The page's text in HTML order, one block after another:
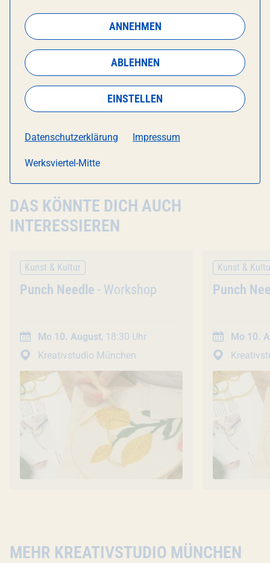
Perfekt für Einzelpersonen, Freundesgruppen oder
als Teamevent
KONTAKTDATEN VERANSTALTER
E-Mail:info@kreativstudiomuenchen.de
DAS KÖNNTE DICH AUCH
INTERESSIEREN
Kunst & Kultur
Veranstaltung
Punch Needle - Workshop
Mo 10. August, 18:30 Uhr
Kreativstudio München
Kunst &
Punch
Mo 10.
MEHR KREATIVSTUDIO MÜNCHEN
ANNEHMEN
ABLEHNEN
EINSTELLEN
Datenschutzerklärung Impressum
Werksviertel-Mitte